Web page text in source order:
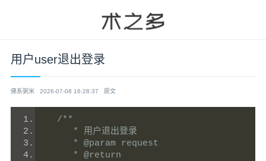
用户user退出登录
佛系粥米 2026-07-08 16:28:37 原文
/**
     * 用户退出登录
     * @param request
     * @return